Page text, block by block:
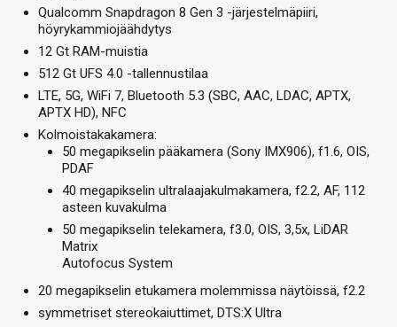
Qualcomm Snapdragon 8 Gen 3 -järjestelmäpiiri,
höyrykammiojäähdytys
12 Gt RAM-muistia
512 Gt UFS 4.0 -tallennustilaa
LTE, 5G, WiFi 7, Bluetooth 5.3 (SBC, AAC, LDAC, APTX,
APTX HD), NFC
Kolmoistakakamera:
50 megapikselin pääkamera (Sony IMX906), f1.6, OIS,
PDAF
40 megapikselin ultralaajakulmakamera, f2.2, AF, 112
asteen kuvakulma
50 megapikselin telekamera, f3.0, OIS, 3,5x, LiDAR
Matrix
Autofocus System
20 megapikselin etukamera molemmissa näytöissä, f2.2
symmetriset stereokaiuttimet, DTS:X Ultra